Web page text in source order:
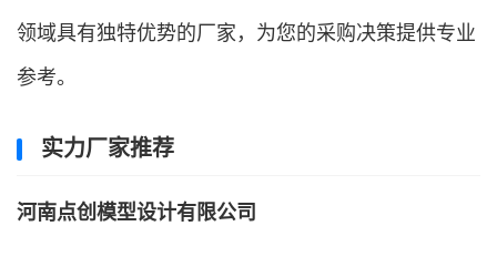
领域具有独特优势的厂家，为您的采购决策提供专业
参考。
实力厂家推荐
河南点创模型设计有限公司